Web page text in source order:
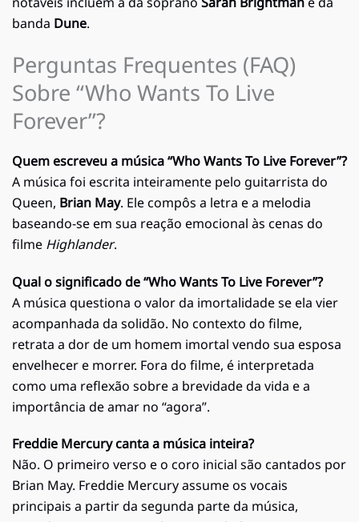
banda Dune.
Perguntas Frequentes (FAQ)
Sobre “Who Wants To Live
Forever”?
Quem escreveu a música “Who Wants To Live Forever”?
A música foi escrita inteiramente pelo guitarrista do
Queen, Brian May. Ele compôs a letra e a melodia
baseando-se em sua reação emocional às cenas do
filme Highlander.
Qual o significado de “Who Wants To Live Forever”?
A música questiona o valor da imortalidade se ela vier
acompanhada da solidão. No contexto do filme,
retrata a dor de um homem imortal vendo sua esposa
envelhecer e morrer. Fora do filme, é interpretada
como uma reflexão sobre a brevidade da vida e a
importância de amar no “agora”.
Freddie Mercury canta a música inteira?
Não. O primeiro verso e o coro inicial são cantados por
Brian May. Freddie Mercury assume os vocais
principais a partir da segunda parte da música,